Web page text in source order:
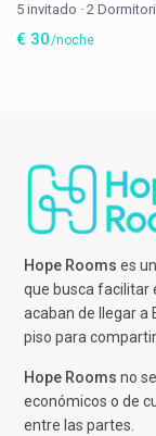
5 invitado · 2
€ 30/noche
Hope Rooms es
que busca facilitar
acaban de llegar a
piso para compartir.
Hope Rooms no
económicos o de
entre las partes.